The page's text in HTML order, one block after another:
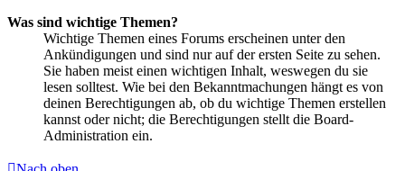
Was sind wichtige Themen?
Wichtige Themen eines Forums erscheinen unter den
Ankündigungen und sind nur auf der ersten Seite zu sehen.
Sie haben meist einen wichtigen Inhalt, weswegen du sie
lesen solltest. Wie bei den Bekanntmachungen hängt es von
deinen Berechtigungen ab, ob du wichtige Themen erstellen
kannst oder nicht; die Berechtigungen stellt die Board-
Administration ein.